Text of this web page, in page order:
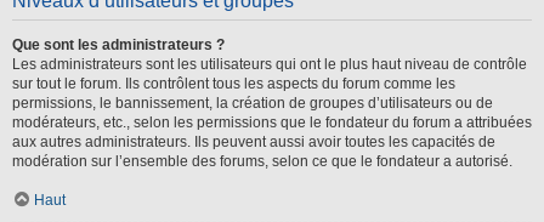
Que sont les administrateurs ?
Les administrateurs sont les utilisateurs qui ont le plus haut niveau de contrôle
sur tout le forum. Ils contrôlent tous les aspects du forum comme les
permissions, le bannissement, la création de groupes d’utilisateurs ou de
modérateurs, etc., selon les permissions que le fondateur du forum a attribuées
aux autres administrateurs. Ils peuvent aussi avoir toutes les capacités de
modération sur l’ensemble des forums, selon ce que le fondateur a autorisé.
Haut